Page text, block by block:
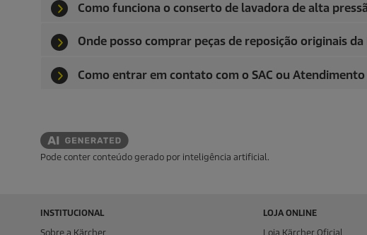
Como funciona o conserto de lavadora de alta
Onde posso comprar peças de reposição originais da
Como entrar em contato com o SAC ou
Pode conter conteúdo gerado por inteligência artificial.
INSTITUCIONAL
Sobre a Kärcher
LOJA ONLINE
Loja Kärcher Oficial